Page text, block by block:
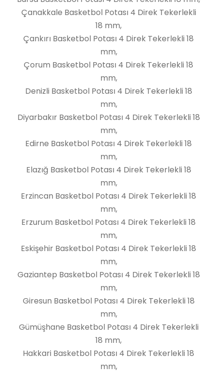
Çanakkale Basketbol Potası 4 Direk Tekerlekli
18 mm,
Çankırı Basketbol Potası 4 Direk Tekerlekli 18
mm,
Çorum Basketbol Potası 4 Direk Tekerlekli 18
mm,
Denizli Basketbol Potası 4 Direk Tekerlekli 18
mm,
Diyarbakır Basketbol Potası 4 Direk Tekerlekli 18
mm,
Edirne Basketbol Potası 4 Direk Tekerlekli 18
mm,
Elazığ Basketbol Potası 4 Direk Tekerlekli 18
mm,
Erzincan Basketbol Potası 4 Direk Tekerlekli 18
mm,
Erzurum Basketbol Potası 4 Direk Tekerlekli 18
mm,
Eskişehir Basketbol Potası 4 Direk Tekerlekli 18
mm,
Gaziantep Basketbol Potası 4 Direk Tekerlekli 18
mm,
Giresun Basketbol Potası 4 Direk Tekerlekli 18
mm,
Gümüşhane Basketbol Potası 4 Direk Tekerlekli
18 mm,
Hakkari Basketbol Potası 4 Direk Tekerlekli 18
mm,